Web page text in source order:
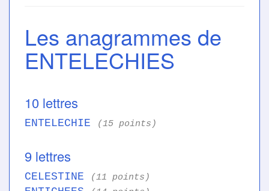
Les anagrammes de
ENTELECHIES
10 lettres
ENTELECHIE (15 points)
9 lettres
CELESTINE (11 points)